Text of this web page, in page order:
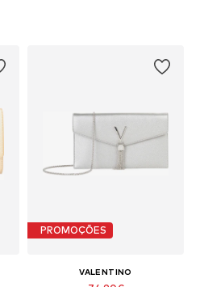
PROMOÇÕES
VALENTINO